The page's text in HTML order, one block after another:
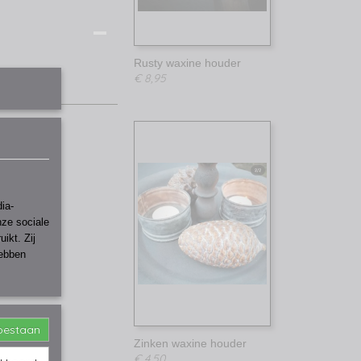
Rusty waxine houder
€ 8,95
Zinken waxine houder
sociale
Zij